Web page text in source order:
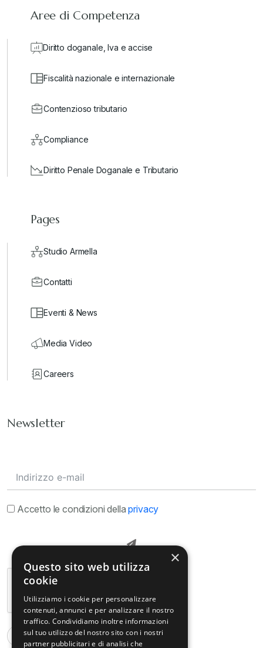
Aree di Competenza
Diritto doganale, Iva e accise
Fiscalità nazionale e internazionale
Contenzioso tributario
Compliance
Diritto Penale Doganale e Tributario
Pages
Studio Armella
Contatti
Eventi & News
Media Video
Careers
Newsletter
Accetto le condizioni dellaprivacy
×
Questo sito web utilizza
cookie
Utilizziamo i cookie per personalizzare
contenuti, annunci e per analizzare il nostro
traffico. Condividiamo inoltre informazioni
sul tuo utilizzo del nostro sito con i nostri
partner pubblicitari e di analisi che